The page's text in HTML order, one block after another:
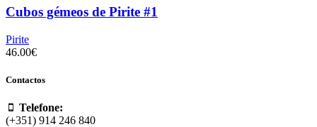
Cubos gémeos de Pirite #1
Pirite
46.00€
Contactos
Telefone:
(+351) 914 246 840